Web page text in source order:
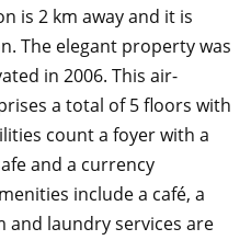
is 2 km away and it is
The elegant property was
in 2006. This air-
a total of 5 floors with
count a foyer with a
and a currency
include a café, a
and laundry services are